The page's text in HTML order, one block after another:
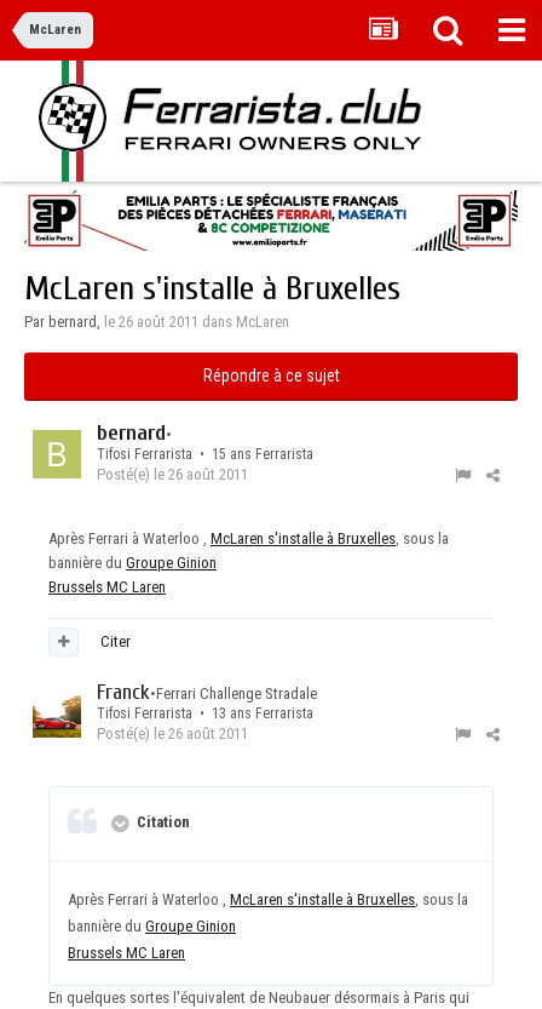
McLaren
McLaren s'installe à Bruxelles
Par bernard, le 26 août 2011 dans McLaren
Répondre à ce sujet
bernard•
Tifosi Ferrarista • 15 ans Ferrarista
Posté(e) le 26 août 2011
Après Ferrari à Waterloo , McLaren s'installe à Bruxelles, sous la
bannière du Groupe Ginion
Brussels MC Laren
Citer
Franck•Ferrari Challenge Stradale
Tifosi Ferrarista • 13 ans Ferrarista
Posté(e) le 26 août 2011
Citation
Après Ferrari à Waterloo , McLaren s'installe à Bruxelles, sous la
bannière du Groupe Ginion
Brussels MC Laren
En quelques sortes l'équivalent de Neubauer désormais à Paris qui